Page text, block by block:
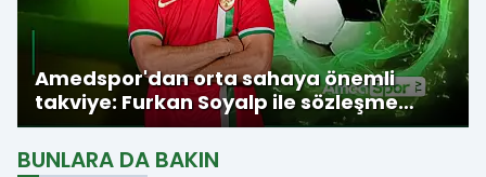
Amedspor'dan orta sahaya önemli
takviye: Furkan Soyalp ile sözleşme
imzalandı
BUNLARA DA BAKIN